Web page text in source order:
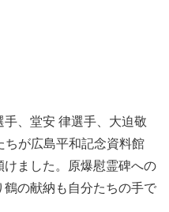
、堂安 律選手、大迫敬
ちが広島平和記念資料館
ました。原爆慰霊碑への
の献納も自分たちの手で